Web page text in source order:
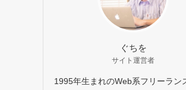
ぐちを
サイト運営者
1995年生まれのWeb系フリーラン